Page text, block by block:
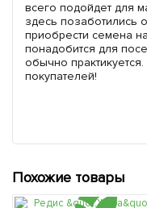
всего подойдет для
здесь позаботились
приобрести семена
понадобится для
обычно
покупателей!
Похожие товары